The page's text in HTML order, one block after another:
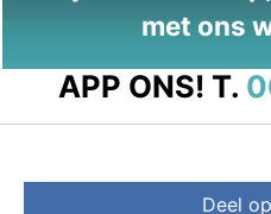
met ons
APP ONS! T.
Deel